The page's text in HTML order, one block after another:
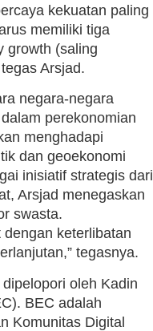
kekuatan paling
memiliki tiga
growth (saling
Arsjad.
negara-negara
perekonomian
menghadapi
dan geoekonomi
inisiatif strategis dari
Arsjad menegaskan
swasta.
keterlibatan
tegasnya.
oleh Kadin
BEC adalah
Komunitas Digital